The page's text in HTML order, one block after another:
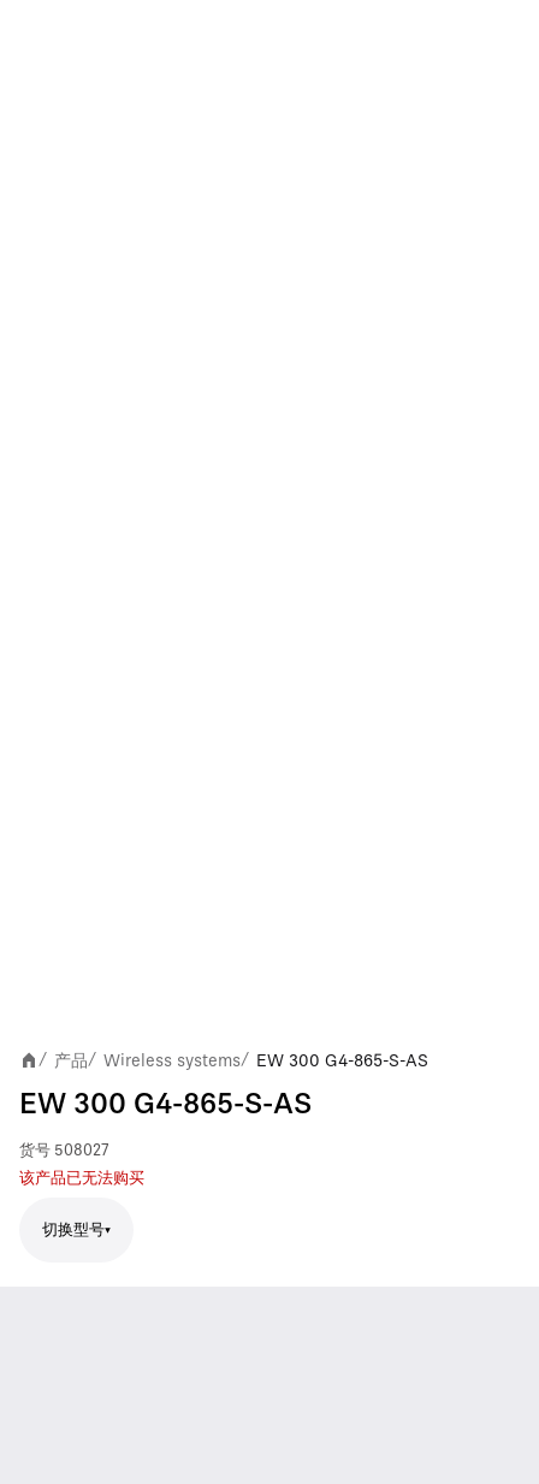
/ 产品/ Wireless systems/ EW 300 G4-865-S-AS
EW 300 G4-865-S-AS
货号 508027
该产品已无法购买
切换型号